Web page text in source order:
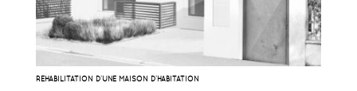
RÉHABILITATION D’UNE MAISON D’HABITATION